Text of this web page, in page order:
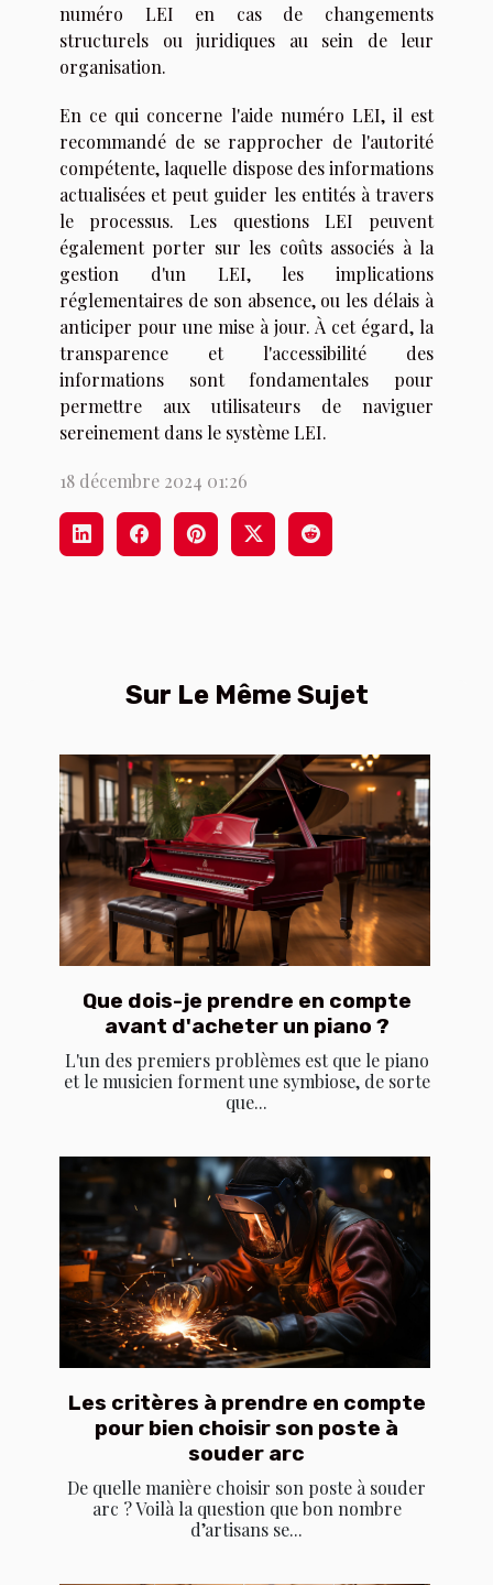
numéro LEI en cas de changements
structurels ou juridiques au sein de leur
organisation.
En ce qui concerne l'aide numéro LEI, il est
recommandé de se rapprocher de l'autorité
compétente, laquelle dispose des informations
actualisées et peut guider les entités à travers
le processus. Les questions LEI peuvent
également porter sur les coûts associés à la
gestion d'un LEI, les implications
réglementaires de son absence, ou les délais à
anticiper pour une mise à jour. À cet égard, la
transparence et l'accessibilité des
informations sont fondamentales pour
permettre aux utilisateurs de naviguer
sereinement dans le système LEI.
18 décembre 2024 01:26
Sur Le Même Sujet
Que dois-je prendre en compte
avant d'acheter un piano ?
L'un des premiers problèmes est que le piano
et le musicien forment une symbiose, de sorte
que...
Les critères à prendre en compte
pour bien choisir son poste à
souder arc
De quelle manière choisir son poste à souder
arc ? Voilà la question que bon nombre
d’artisans se...